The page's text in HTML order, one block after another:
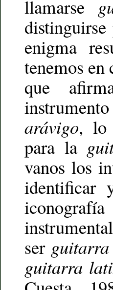
llamarse
enigma
tenemos en
que
arávigo, lo
para la
vanos los
identificar
ser
guitarra